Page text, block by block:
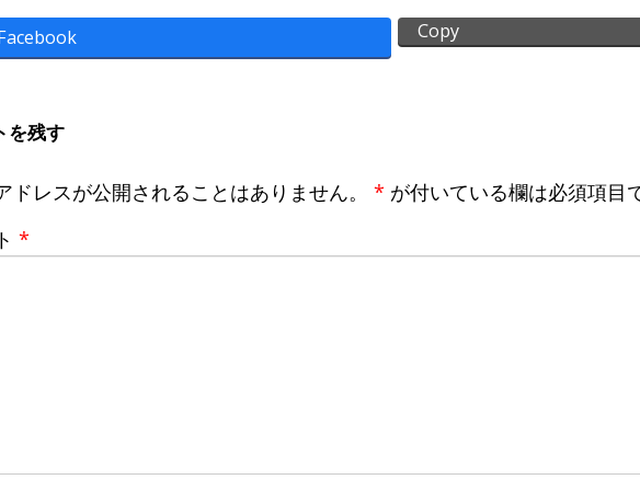
Copy
を残す
ドレスが公開されることはありません。 * が付いている欄は必須項目
*